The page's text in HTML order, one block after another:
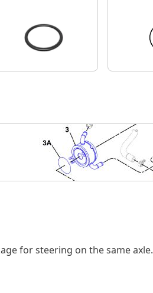
for steering on the same axle.